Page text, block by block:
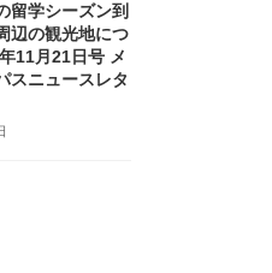
留学シーズン到
辺の観光地につ
11月21日号 メ
スニュースレタ